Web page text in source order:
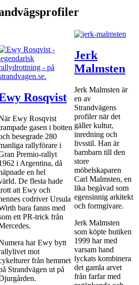
Rosqvist
Ewy Rosqvist
gasen i botten
besegrade 280
rallyförare i
Premio-rallyt
i Argentina, då
en hel
De flesta hade
att Ewy och
codriver Ursula
bara fanns med
ett PR-trick från
har Ewy bytt
mot
från hemmet
Strandvägen ut på
Jerk
Malmsten
Jerk Malmsten är
en av
Strandvägens
profiler när det
gäller kultur,
inredning och
livsstil. Han är
barnbarn till den
store
möbelskaparen
Carl Malmsten, en
lika begåvad som
egensinnig arkitekt
och formgivare.
Jerk Malmsten
som köpte butiken
1999 har med
varsam hand
lyckats kombinera
det gamla arvet
från farfar med